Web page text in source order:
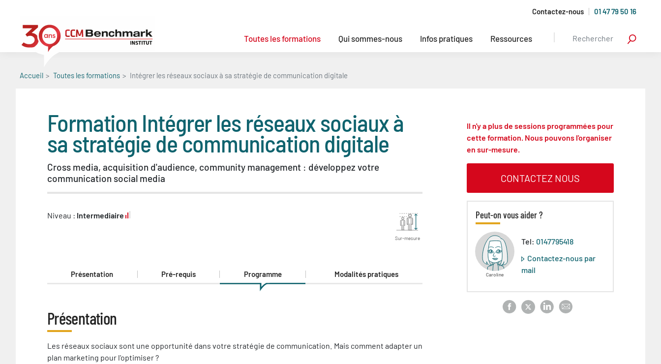
contenu
principal
Contactez-nous 01 47 79 50 16
Toutes les formations Qui sommes-nous Infos pratiques Ressources
Accueil Toutes les formations Intégrer les réseaux sociaux à sa stratégie de communication digitale
Formation Intégrer les réseaux sociaux à
sa stratégie de communication digitale
Cross media, acquisition d'audience, community management : développez votre
communication social media
Niveau : Intermediaire
Sur-mesure
Présentation Pré-requis Programme Modalités pratiques
Présentation
Présentation
Les réseaux sociaux sont une opportunité dans votre stratégie de communication. Mais comment adapter un
plan marketing pour l'optimiser ?
Il n'y a plus de sessions programmées pour
cette formation. Nous pouvons l'organiser
en sur-mesure.
CONTACTEZ NOUS
Peut-on vous aider ?
Caroline
Tel: 0147795418
Contactez-nous par
mail